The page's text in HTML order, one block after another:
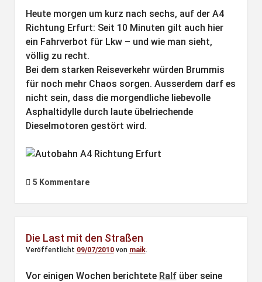
Heute morgen um kurz nach sechs, auf der A4
Richtung Erfurt: Seit 10 Minuten gilt auch hier
ein Fahrverbot für Lkw – und wie man sieht,
völlig zu recht.
Bei dem starken Reiseverkehr würden Brummis
für noch mehr Chaos sorgen. Ausserdem darf es
nicht sein, dass die morgendliche liebevolle
Asphaltidylle durch laute übelriechende
Dieselmotoren gestört wird.
5 Kommentare
Die Last mit den Straßen
Veröffentlicht 09/07/2010von maik.
Vor einigen Wochen berichtete Ralfüber seine